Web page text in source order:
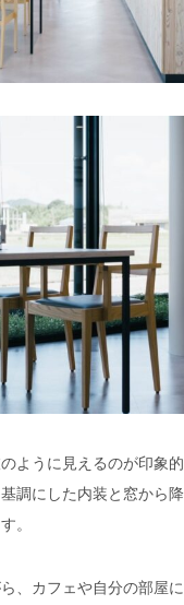
ように見えるのが印象
調にした内装と窓から
。
、カフェや自分の部屋